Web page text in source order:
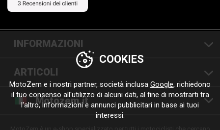
INFORMAZIONI
ARTICOLI
Motozem.it
COOKIES
MotoZem e i nostri partner, società inclusa Google, richiedono
il tuo consenso all'utilizzo di alcuni dati, al fine di mostrarti tra
l'altro, informazioni e annunci pubblicitari in base ai tuoi
interessi.